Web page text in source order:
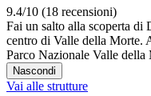
9.4/10 (18 recensioni)
Fai un salto alla scoperta di
centro di Valle della Morte.
Parco Nazionale Valle della
Nascondi
Vai alle strutture